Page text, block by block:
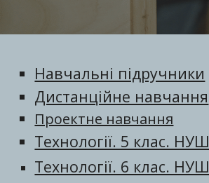
Навчальні підручники
Дистанційне навчання
Проектне навчання
Технології. 5 клас. НУШ
Технології. 6 клас. НУШ